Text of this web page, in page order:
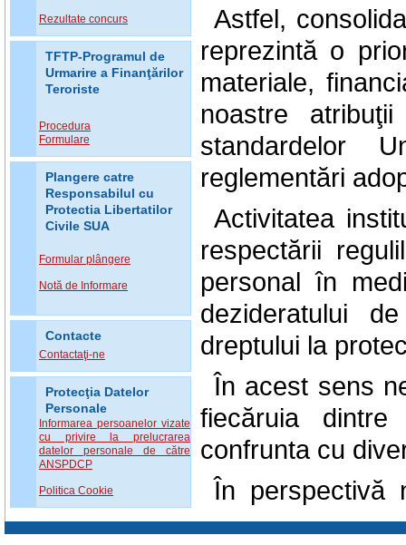
Rezultate concurs
TFTP-Programul de
Urmarire a Finanţărilor
Teroriste
Procedura
Formulare
Plangere catre
Responsabilul cu
Protectia Libertatilor
Civile SUA
Formular plângere
Notă de Informare
Contacte
Contactaţi-ne
Protecţia Datelor
Personale
Informarea persoanelor vizate
cu privire la prelucrarea
datelor personale de către
ANSPDCP
Politica Cookie
Astfel,
reprezintă o
materiale,
noastre
standardelor
reglementări
Activitatea
respectării
personal în
dezideratului
dreptului la
În acest sens
fiecăruia
confrunta cu
În perspectivă
culturi a